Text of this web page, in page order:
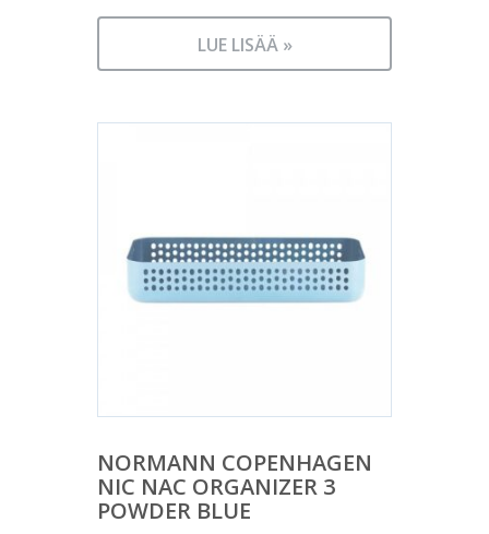
LUE LISÄÄ »
NORMANN COPENHAGEN
NIC NAC ORGANIZER 3
POWDER BLUE